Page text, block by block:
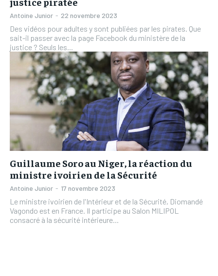
Antoine Junior - 22 novembre 2023
Des vidéos pour adultes y sont publiées par les pirates. Que
sait-il passer avec la page Facebook du ministère de la
justice ? Seuls les...
Guillaume Soro au Niger, la réaction du
ministre ivoirien de la Sécurité
Antoine Junior - 17 novembre 2023
Le ministre ivoirien de l'Intérieur et de la Sécurité, Diomandé
Vagondo est en France. Il participe au Salon MILIPOL
consacré à la sécurité intérieure...